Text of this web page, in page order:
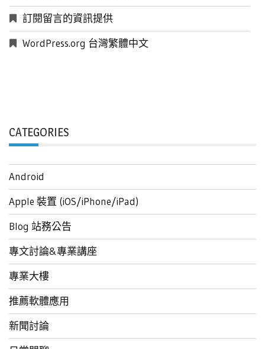
訂閱留言的資訊提供
WordPress.org 台灣繁體中文
CATEGORIES
Android
Apple 裝置 (iOS/iPhone/iPad)
Blog 站務公告
專文討論&專業講座
專業大樓
推薦軟體應用
新聞討論